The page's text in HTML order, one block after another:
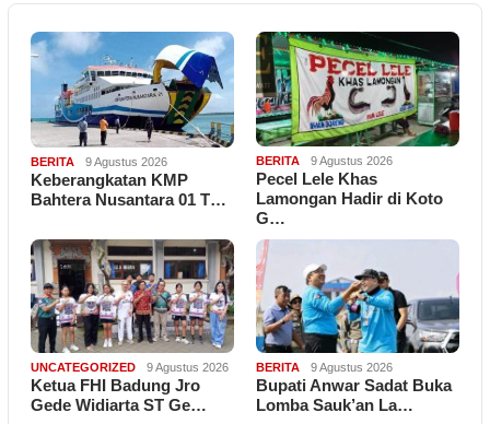
BERITA 9 Agustus 2026
Keberangkatan KMP
Bahtera Nusantara 01 T…
BERITA 9 Agustus 2026
Pecel Lele Khas
Lamongan Hadir di Koto
G…
UNCATEGORIZED 9 Agustus 2026
Ketua FHI Badung Jro
Gede Widiarta ST Ge…
BERITA 9 Agustus 2026
Bupati Anwar Sadat Buka
Lomba Sauk’an La…